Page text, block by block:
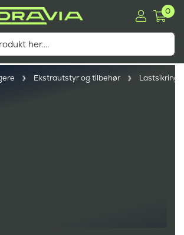
0
Ekstrautstyr og tilbehør Lastsikring